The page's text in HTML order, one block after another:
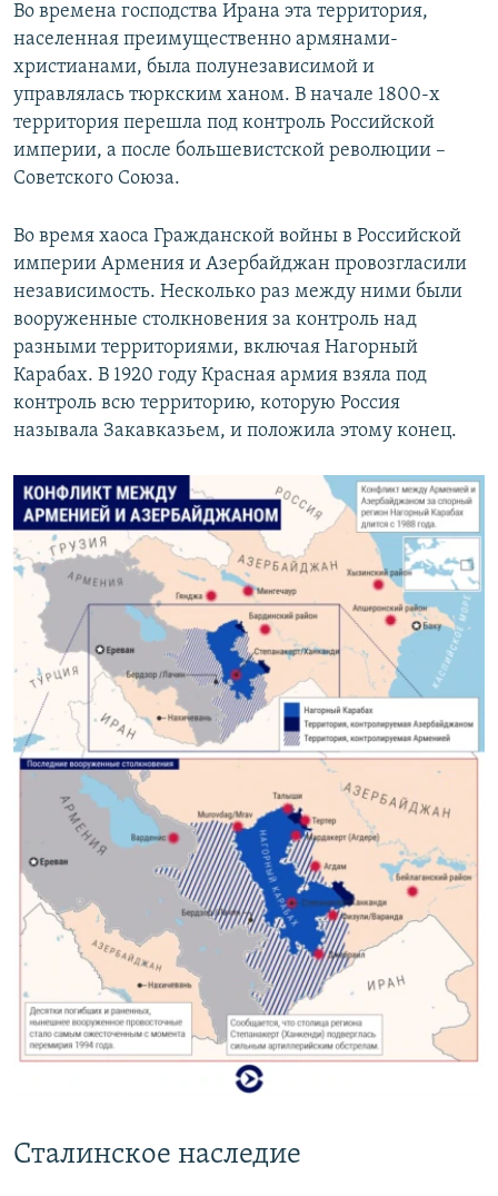
Во времена господства Ирана эта территория,
населенная преимущественно армянами-
христианами, была полунезависимой и
управлялась тюркским ханом. В начале 1800-х
территория перешла под контроль Российской
империи, а после большевистской революции –
Советского Союза.
Во время хаоса Гражданской войны в Российской
империи Армения и Азербайджан провозгласили
независимость. Несколько раз между ними были
вооруженные столкновения за контроль над
разными территориями, включая Нагорный
Карабах. В 1920 году Красная армия взяла под
контроль всю территорию, которую Россия
называла Закавказьем, и положила этому конец.
Сталинское наследие